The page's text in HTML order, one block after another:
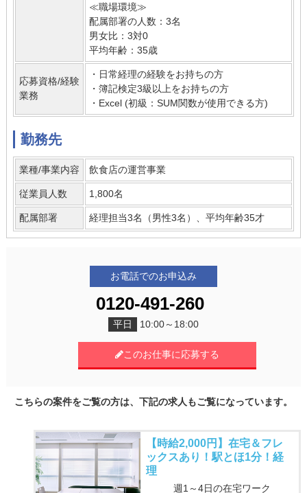
≪職場環境≫
配属部署の人数：3名
男女比：3対0
平均年齢：35歳
応募資格/経験
業務
・日常経理の経験をお持ちの方
・簿記検定3級以上をお持ちの方
・Excel (初級：SUM関数が使用できる方)
勤務先
業種/事業内容 飲食店の運営事業
従業員人数 1,800名
配属部署 経理担当3名（男性3名）、平均年齢35才
お電話でのお申込み
0120-491-260
平日 10:00～18:00
このお仕事に応募する
こちらの案件をご覧の方は、下記の求人もご覧になっています。
【時給2,000円】在宅＆フレ
ックスあり！駅とほ1分！経
理
週1～4日の在宅ワーク